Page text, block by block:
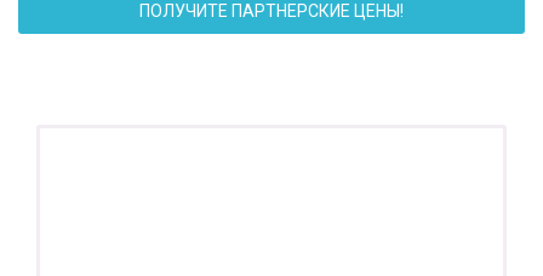
ПОЛУЧИТЕ ПАРТНЕРСКИЕ ЦЕНЫ!